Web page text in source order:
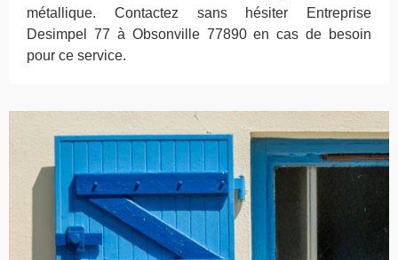
métallique. Contactez sans hésiter Entreprise
Desimpel 77 à Obsonville 77890 en cas de besoin
pour ce service.